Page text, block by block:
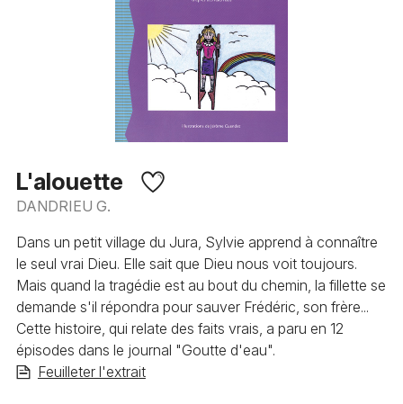
L'alouette
DANDRIEU G.
Dans un petit village du Jura, Sylvie apprend à connaître
le seul vrai Dieu. Elle sait que Dieu nous voit toujours.
Mais quand la tragédie est au bout du chemin, la fillette se
demande s'il répondra pour sauver Frédéric, son frère...
Cette histoire, qui relate des faits vrais, a paru en 12
épisodes dans le journal "Goutte d'eau".
Feuilleter l'extrait